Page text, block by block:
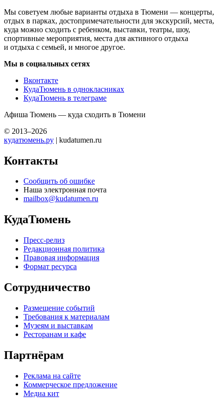
Мы советуем любые варианты отдыха в Тюмени — концерты,
отдых в парках, достопримечательности для экскурсий, места,
куда можно сходить с ребенком, выставки, театры, шоу,
спортивные мероприятия, места для активного отдыха
и отдыха с семьей, и многое другое.
Мы в социальных сетях
Вконтакте
КудаТюмень в однокласниках
КудаТюмень в телеграме
Афиша Тюмень — куда сходить в Тюмени
© 2013–2026
кудатюмень.ру | kudatumen.ru
Контакты
Сообщить об ошибке
Наша электронная почта
mailbox@kudatumen.ru
КудаТюмень
Пресс-релиз
Редакционная политика
Правовая информация
Формат ресурса
Сотрудничество
Размещение событий
Требования к материалам
Музеям и выставкам
Ресторанам и кафе
Партнёрам
Реклама на сайте
Коммерческое предложение
Медиа кит